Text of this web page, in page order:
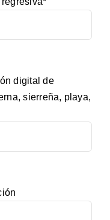
digital de
sierreña, playa,